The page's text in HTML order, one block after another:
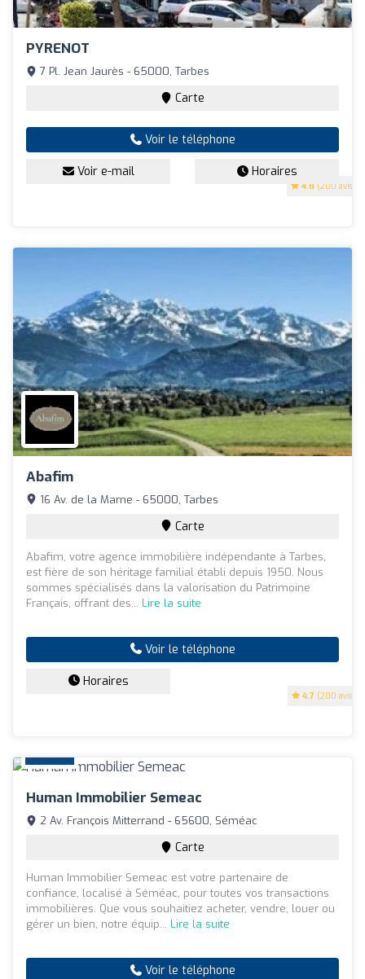
PYRENOT
4.8 (200 avis)
7 Pl. Jean Jaurès - 65000, Tarbes
Carte
Voir le téléphone
Voir e-mail Horaires
Abafim
4.7 (200 avis)
16 Av. de la Marne - 65000, Tarbes
Carte
Abafim, votre agence immobilière indépendante à Tarbes,
est fière de son héritage familial établi depuis 1950. Nous
sommes spécialisés dans la valorisation du Patrimoine
Français, offrant des... Lire la suite
Voir le téléphone
Horaires
Human Immobilier Semeac
2 Av. François Mitterrand - 65600, Séméac
Carte
Human Immobilier Semeac est votre partenaire de
confiance, localisé à Séméac, pour toutes vos transactions
immobilières. Que vous souhaitiez acheter, vendre, louer ou
gérer un bien, notre équip... Lire la suite
Voir le téléphone